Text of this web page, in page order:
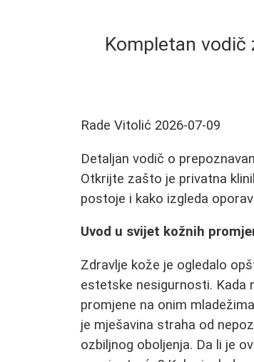
Kompletan vodič
Rade Vitolić 2026-07-09
Detaljan vodič o
Otkrijte zašto je privatna
postoje i kako izgleda
Uvod u svijet kožnih
Zdravlje kože je ogledalo
estetske nesigurnosti. Kada
promjene na onim
je mješavina straha od
ozbiljnog oboljenja. Da li je